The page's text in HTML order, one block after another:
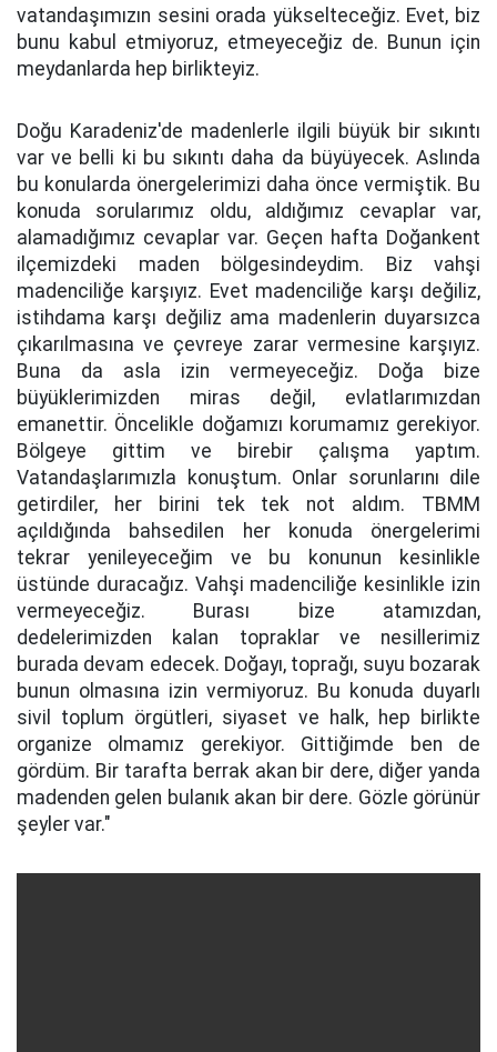
vatandaşımızın sesini orada yükselteceğiz. Evet, biz
bunu kabul etmiyoruz, etmeyeceğiz de. Bunun için
meydanlarda hep birlikteyiz.
Doğu Karadeniz'de madenlerle ilgili büyük bir sıkıntı
var ve belli ki bu sıkıntı daha da büyüyecek. Aslında
bu konularda önergelerimizi daha önce vermiştik. Bu
konuda sorularımız oldu, aldığımız cevaplar var,
alamadığımız cevaplar var. Geçen hafta Doğankent
ilçemizdeki maden bölgesindeydim. Biz vahşi
madenciliğe karşıyız. Evet madenciliğe karşı değiliz,
istihdama karşı değiliz ama madenlerin duyarsızca
çıkarılmasına ve çevreye zarar vermesine karşıyız.
Buna da asla izin vermeyeceğiz. Doğa bize
büyüklerimizden miras değil, evlatlarımızdan
emanettir. Öncelikle doğamızı korumamız gerekiyor.
Bölgeye gittim ve birebir çalışma yaptım.
Vatandaşlarımızla konuştum. Onlar sorunlarını dile
getirdiler, her birini tek tek not aldım. TBMM
açıldığında bahsedilen her konuda önergelerimi
tekrar yenileyeceğim ve bu konunun kesinlikle
üstünde duracağız. Vahşi madenciliğe kesinlikle izin
vermeyeceğiz. Burası bize atamızdan,
dedelerimizden kalan topraklar ve nesillerimiz
burada devam edecek. Doğayı, toprağı, suyu bozarak
bunun olmasına izin vermiyoruz. Bu konuda duyarlı
sivil toplum örgütleri, siyaset ve halk, hep birlikte
organize olmamız gerekiyor. Gittiğimde ben de
gördüm. Bir tarafta berrak akan bir dere, diğer yanda
madenden gelen bulanık akan bir dere. Gözle görünür
şeyler var."